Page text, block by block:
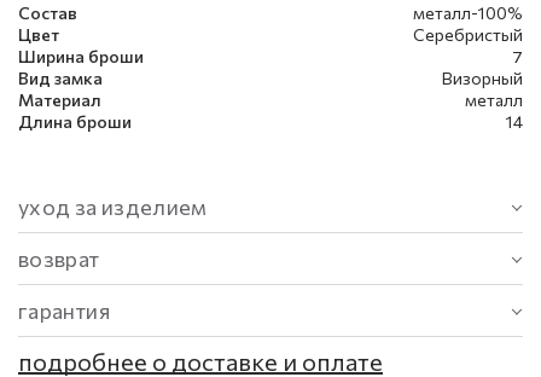
Состав
металл-100%
Цвет
Серебристый
Ширина броши
7
Вид замка
Визорный
Материал
металл
Длина броши
14
уход за изделием
возврат
гарантия
подробнее о доставке и оплате